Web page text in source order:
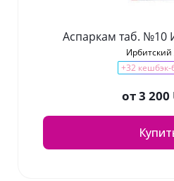
Аспаркам таб. №10
+32 кешбэк-
от3 200